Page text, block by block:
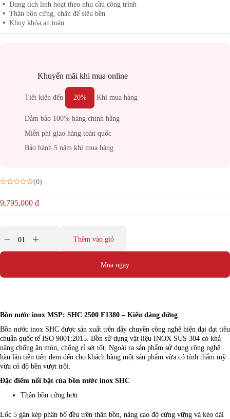
Dung tích linh hoạt theo nhu cầu công trình
Thân bồn cứng, chân đế siêu bền
Khuy khóa an toàn
Khuyến mãi khi mua online
Tiết kiện đến 20% Khi mua hàng
Đảm bảo 100% hàng chính hãng
Miễn phí giao hàng toàn quốc
Bảo hành 5 năm khi mua hàng
(0)
9,795,000 đ
Thêm vào giỏ
Mua ngay
Bồn nước inox MSP: SHC 2500 F1380 – Kiểu dáng đứng
Bồn nước inox SHC được sản xuất trên dây chuyền công nghệ hiện đại đạt tiêu
chuẩn quốc tế ISO 9001:2015. Bồn sử dụng vật liệu INOX SUS 304 có khả
năng chống ăn mòn, chống rỉ sét tốt. Ngoài ra sản phẩm sử dụng công nghệ
hàn lăn tiên tiến đem đến cho khách hàng một sản phẩm vừa có tính thẩm mỹ
vừa có độ bền vượt trội.
Đặc điểm nổi bật của bồn nước inox SHC
Thân bồn cứng hơn
Lốc 5 gân kép phân bố đều trên thân bồn, nâng cao độ cứng vững và kéo dài